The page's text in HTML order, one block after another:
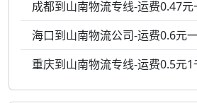
成都到山南物流专线-运费0.47
海口到山南物流公司-运费0.6元
重庆到山南物流专线-运费0.5元